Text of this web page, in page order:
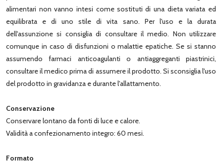
alimentari non vanno intesi come sostituti di una dieta variata ed
equilibrata e di uno stile di vita sano. Per l'uso e la durata
dell'assunzione si consiglia di consultare il medio. Non utilizzare
comunque in caso di disfunzioni o malattie epatiche. Se si stanno
assumendo farmaci anticoagulanti o antiaggreganti piastrinici,
consultare il medico prima di assumere il prodotto. Si sconsiglia l'uso
del prodotto in gravidanza e durante l'allattamento.
Conservazione
Conservare lontano da fonti di luce e calore.
Validità a confezionamento integro: 60 mesi.
Formato